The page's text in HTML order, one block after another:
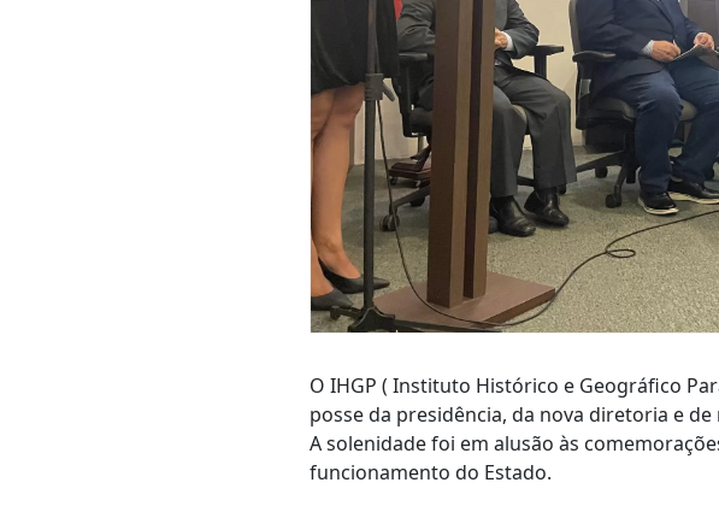
O IHGP ( Instituto Histórico e Geográfico
posse da presidência, da nova diretoria e
A solenidade foi em alusão às
funcionamento do Estado.